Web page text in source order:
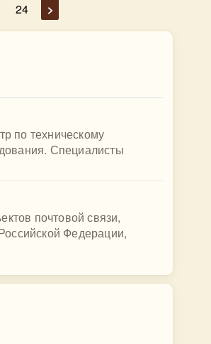
24 >
по техническому
Специалисты
почтовой связи,
Федерации,